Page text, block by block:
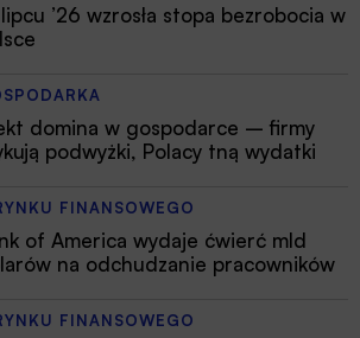
’26 wzrosła stopa bezrobocia w
domina w gospodarce – firmy
podwyżki, Polacy tną wydatki
FINANSOWEGO
of America wydaje ćwierć mld
na odchudzanie pracowników
FINANSOWEGO